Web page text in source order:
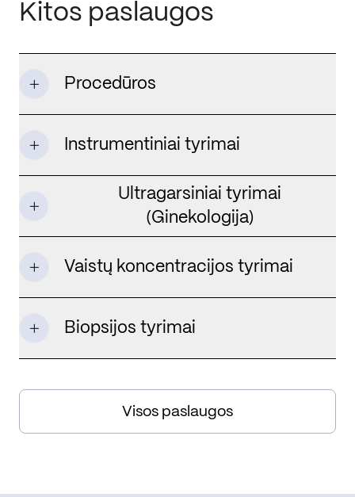
Kitos paslaugos
Procedūros
Instrumentiniai tyrimai
Ultragarsiniai tyrimai
(Ginekologija)
Vaistų koncentracijos tyrimai
Biopsijos tyrimai
Visos paslaugos